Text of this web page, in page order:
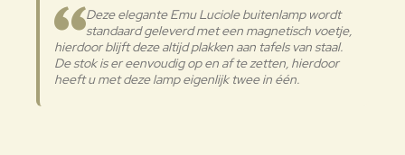
GOEDE STAAT TE BEHOUDEN,
ADVISEREN WIJ HET TIJDENS DE
WINTER OP EEN AFGESLOTEN
DROGE PLAATS TE BEWAREN
Verder
Deze elegante Emu Luciole buitenlamp wordt
standaard geleverd met een magnetisch voetje,
hierdoor blijft deze altijd plakken aan tafels van staal.
De stok is er eenvoudig op en af te zetten, hierdoor
heeft u met deze lamp eigenlijk twee in één.